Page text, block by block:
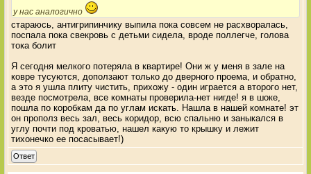
у нас аналогично
стараюсь, антигрипинчику выпила пока совсем не расхворалась,
поспала пока свекровь с детьми сидела, вроде поллегче, голова
тока болит
Я сегодня мелкого потеряла в квартире! Они ж у меня в зале на
ковре тусуются, доползают только до дверного проема, и обратно,
а это я ушла плиту чистить, прихожу - один играется а второго нет,
везде посмотрела, все комнаты проверила-нет нигде! я в шоке,
пошла по коробкам да по углам искать. Нашла в нашей комнате! эт
он прополз весь зал, весь коридор, всю спальню и заныкался в
углу почти под кроватью, нашел какую то крышку и лежит
тихонечко ее посасывает!)
Ответ